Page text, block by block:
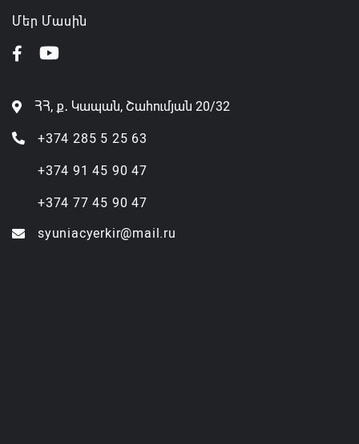
Մեր Մասին
ՀՀ, ք․ Կապան, Շահումյան 20/32
+374 285 5 25 63
+374 91 45 90 47
+374 77 45 90 47
syuniacyerkir@mail.ru